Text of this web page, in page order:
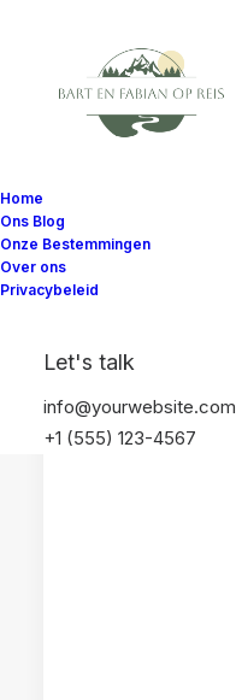
Home
Ons Blog
Onze Bestemmingen
Over ons
Privacybeleid
Let's talk
info@yourwebsite.com
+1 (555) 123-4567